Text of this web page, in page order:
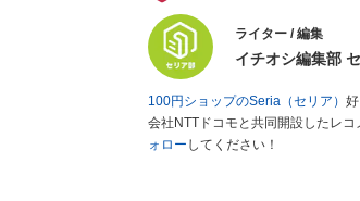
ライター / 編集
イチオシ編集部
100円ショップのSeria（セリア）
会社NTTドコモと共同開設したレ
ォロー してください！